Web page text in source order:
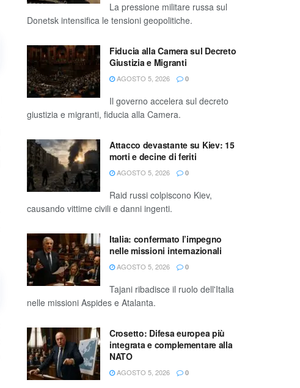
La pressione militare russa sul
Donetsk intensifica le tensioni geopolitiche.
Fiducia alla Camera sul Decreto
Giustizia e Migranti
AGOSTO 5, 2026 0
Il governo accelera sul decreto
giustizia e migranti, fiducia alla Camera.
Attacco devastante su Kiev: 15
morti e decine di feriti
AGOSTO 5, 2026 0
Raid russi colpiscono Kiev,
causando vittime civili e danni ingenti.
Italia: confermato l’impegno
nelle missioni internazionali
AGOSTO 5, 2026 0
Tajani ribadisce il ruolo dell'Italia
nelle missioni Aspides e Atalanta.
Crosetto: Difesa europea più
integrata e complementare alla
NATO
AGOSTO 5, 2026 0